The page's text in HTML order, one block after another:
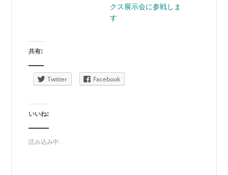
クス展示会に参戦しま
す
共有:
Twitter Facebook
いいね:
読み込み中...